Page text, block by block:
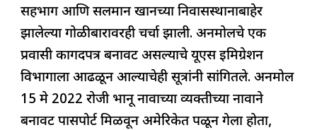
सहभाग आणि सलमान खानच्या निवासस्थानाबाहेर
झालेल्या गोळीबारावरही चर्चा झाली. अनमोलचे एक
प्रवासी कागदपत्र बनावट असल्याचे यूएस इमिग्रेशन
विभागाला आढळून आल्याचेही सूत्रांनी सांगितले. अनमोल
15 मे 2022 रोजी भानू नावाच्या व्यक्तीच्या नावाने
बनावट पासपोर्ट मिळवून अमेरिकेत पळून गेला होता,